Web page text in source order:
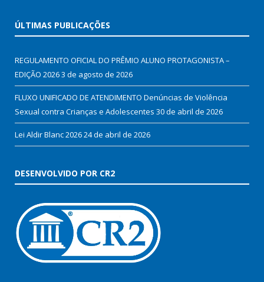
ÚLTIMAS PUBLICAÇÕES
REGULAMENTO OFICIAL DO PRÊMIO ALUNO PROTAGONISTA –
EDIÇÃO 20263 de agosto de 2026
FLUXO UNIFICADO DE ATENDIMENTO Denúncias de Violência
Sexual contra Crianças e Adolescentes 30 de abril de 2026
Lei Aldir Blanc 202624 de abril de 2026
DESENVOLVIDO POR CR2